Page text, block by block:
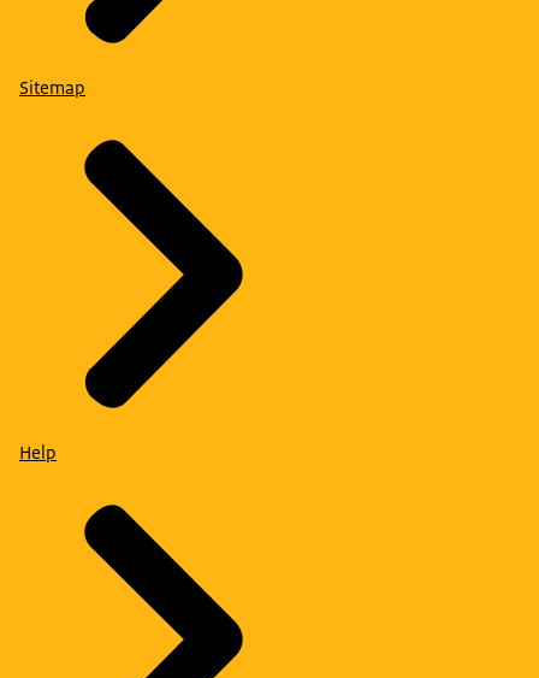
Sitemap
Help